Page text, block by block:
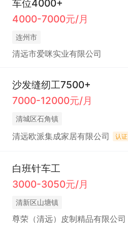
车位4000+
4000-7000元/月
连州市
清远市爱咪实业有限公司
沙发缝纫工7500+
7000-12000元/月
清城区石角镇
清远欧派集成家居有限公司 认证
白班针车工
3000-3050元/月
清新区山塘镇
尊荣（清远）皮制精品有限公司